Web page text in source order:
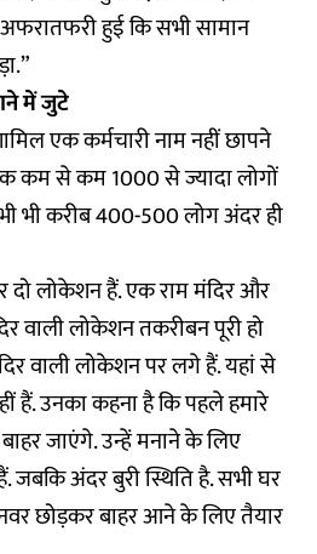
हुई कि सभी सामान
में जुटे
एक कर्मचारी नाम नहीं छापने
कम से कम 1000 से ज्यादा लोगों
भी करीब 400-500 लोग अंदर ही
दो लोकेशन हैं. एक राम मंदिर और
वाली लोकेशन तकरीबन पूरी हो
वाली लोकेशन पर लगे हैं. यहां से
हैं. उनका कहना है कि पहले हमारे
जाएंगे. उन्हें मनाने के लिए
अंदर बुरी स्थिति है. सभी घर
छोड़कर बाहर आने के लिए तैयार